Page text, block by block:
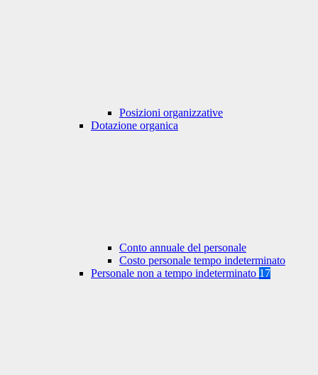
Posizioni organizzative
Dotazione organica
Conto annuale del personale
Costo personale tempo indeterminato
Personale non a tempo indeterminato 17